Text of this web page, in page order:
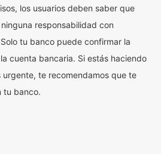
los usuarios deben saber que
responsabilidad con
tu banco puede confirmar la
cuenta bancaria. Si estás haciendo
te recomendamos que te
tu banco.